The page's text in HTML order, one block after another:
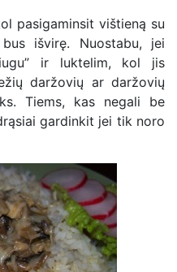
pasigaminsit vištieną su
išvirę. Nuostabu, jei
ir luktelim, kol jis
daržovių ar daržovių
Tiems, kas negali be
gardinkit jei tik noro